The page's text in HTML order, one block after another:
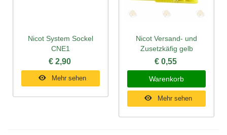
Nicot System Sockel
CNE1
€ 2,90
Mehr sehen
Nicot Versand- und
Zusetzkäfig gelb
€ 0,55
Warenkorb
Mehr sehen